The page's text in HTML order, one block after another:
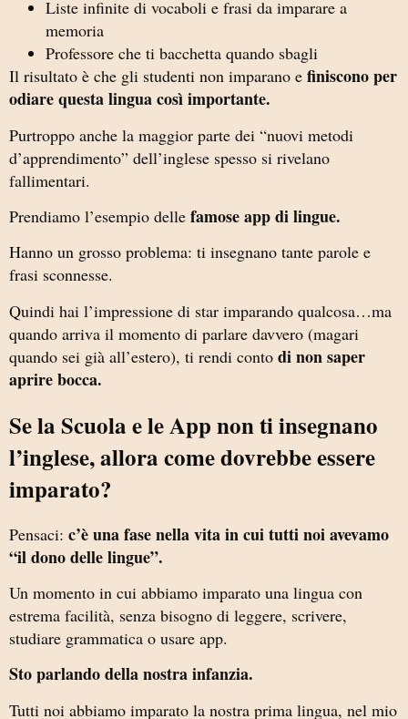
Liste infinite di vocaboli e frasi da imparare a
memoria
Professore che ti bacchetta quando sbagli
Il risultato è che gli studenti non imparano e finiscono per
odiare questa lingua così importante.
Purtroppo anche la maggior parte dei “nuovi metodi
d’apprendimento” dell’inglese spesso si rivelano
fallimentari.
Prendiamo l’esempio delle famose app di lingue.
Hanno un grosso problema: ti insegnano tante parole e
frasi sconnesse.
Quindi hai l’impressione di star imparando qualcosa…ma
quando arriva il momento di parlare davvero (magari
quando sei già all’estero), ti rendi conto di non saper
aprire bocca.
Se la Scuola e le App non ti insegnano
l’inglese, allora come dovrebbe essere
imparato?
Pensaci: c’è una fase nella vita in cui tutti noi avevamo
“il dono delle lingue”.
Un momento in cui abbiamo imparato una lingua con
estrema facilità, senza bisogno di leggere, scrivere,
studiare grammatica o usare app.
Sto parlando della nostra infanzia.
Tutti noi abbiamo imparato la nostra prima lingua, nel mio